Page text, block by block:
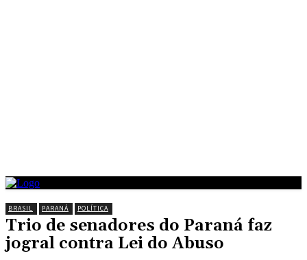
BRASIL PARANÁ POLÍTICA
Trio de senadores do Paraná faz
jogral contra Lei do Abuso